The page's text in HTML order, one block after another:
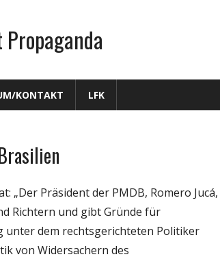
KONTAKT LFK
„Der Präsident der PMDB, Romero Jucá,
Richtern und gibt Gründe für
unter dem rechtsgerichteten Politiker
von Widersachern des